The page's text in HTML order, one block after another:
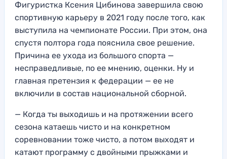
Фигуристка Ксения Цибинова завершила свою
спортивную карьеру в 2021 году после того, как
выступила на чемпионате России. При этом, она
спустя полтора года пояснила свое решение.
Причина ее ухода из большого спорта —
несправедливые, по ее мнению, оценки. Ну и
главная претензия к федерации — ее не
включили в состав национальной сборной.
— Когда ты выходишь и на протяжении всего
сезона катаешь чисто и на конкретном
соревновании тоже чисто, а потом выходят и
катают программу с двойными прыжками и